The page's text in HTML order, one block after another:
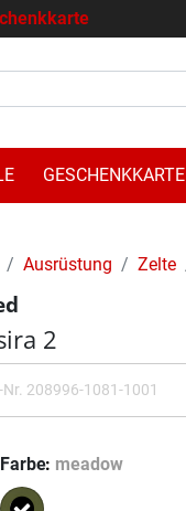
GESCHENKKARTE
Ausrüstung Zelte
2
208996-1081-1001
Farbe meadow